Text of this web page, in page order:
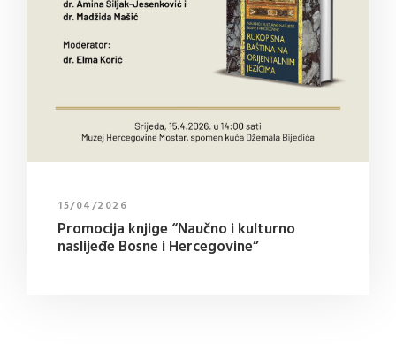
15/04/2026
Promocija knjige “Naučno i kulturno
naslijeđe Bosne i Hercegovine”